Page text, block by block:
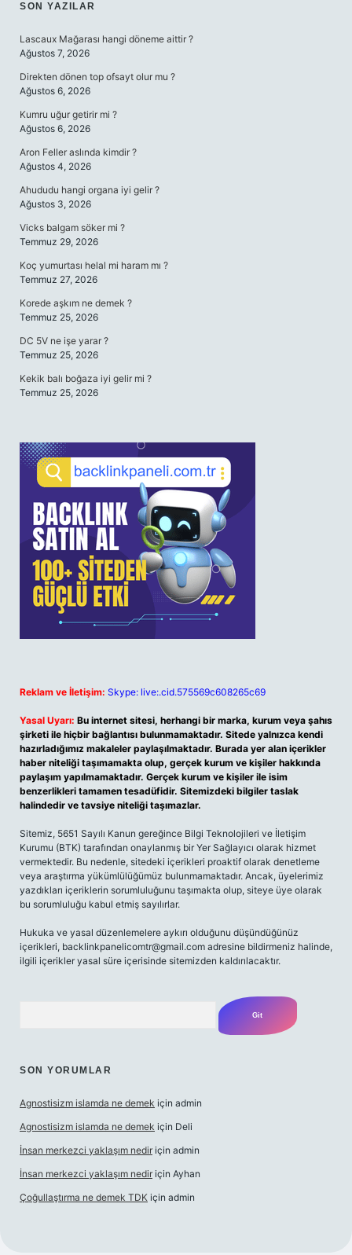
SIDEBAR
SON YAZILAR
Lascaux Mağarası hangi döneme aittir ?
Ağustos 7, 2026
Direkten dönen top ofsayt olur mu ?
Ağustos 6, 2026
Kumru uğur getirir mi ?
Ağustos 6, 2026
Aron Feller aslında kimdir ?
Ağustos 4, 2026
Ahududu hangi organa iyi gelir ?
Ağustos 3, 2026
Vicks balgam söker mi ?
Temmuz 29, 2026
Koç yumurtası helal mi haram mı ?
Temmuz 27, 2026
Korede aşkım ne demek ?
Temmuz 25, 2026
DC 5V ne işe yarar ?
Temmuz 25, 2026
Kekik balı boğaza iyi gelir mi ?
Temmuz 25, 2026
Reklam ve İletişim: Skype: live:.cid.575569c608265c69
Yasal Uyarı: Bu internet sitesi, herhangi bir marka, kurum veya şahıs
şirketi ile hiçbir bağlantısı bulunmamaktadır. Sitede yalnızca kendi
hazırladığımız makaleler paylaşılmaktadır. Burada yer alan içerikler
haber niteliği taşımamakta olup, gerçek kurum ve kişiler hakkında
paylaşım yapılmamaktadır. Gerçek kurum ve kişiler ile isim
benzerlikleri tamamen tesadüfidir. Sitemizdeki bilgiler taslak
halindedir ve tavsiye niteliği taşımazlar.
Sitemiz, 5651 Sayılı Kanun gereğince Bilgi Teknolojileri ve İletişim
Kurumu (BTK) tarafından onaylanmış bir Yer Sağlayıcı olarak hizmet
vermektedir. Bu nedenle, sitedeki içerikleri proaktif olarak denetleme
veya araştırma yükümlülüğümüz bulunmamaktadır. Ancak, üyelerimiz
yazdıkları içeriklerin sorumluluğunu taşımakta olup, siteye üye olarak
bu sorumluluğu kabul etmiş sayılırlar.
Hukuka ve yasal düzenlemelere aykırı olduğunu düşündüğünüz
içerikleri, backlinkpanelicomtr@gmail.com adresine bildirmeniz halinde,
ilgili içerikler yasal süre içerisinde sitemizden kaldırılacaktır.
SON YORUMLAR
Agnostisizm islamda ne demek için admin
Agnostisizm islamda ne demek için Deli
İnsan merkezci yaklaşım nedir için admin
İnsan merkezci yaklaşım nedir için Ayhan
Çoğullaştırma ne demek TDK için admin